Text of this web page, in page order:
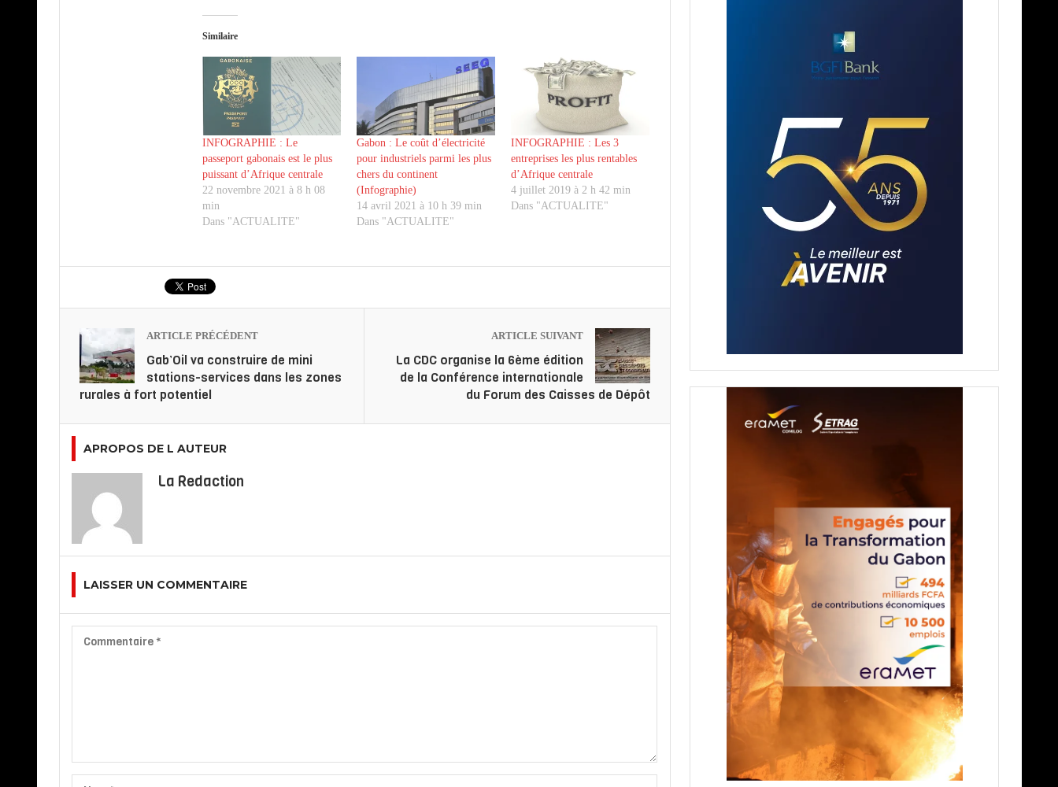
Similaire
INFOGRAPHIE : Le
passeport gabonais est le plus
puissant d’Afrique centrale
22 novembre 2021 à 8 h 08
min
Dans "ACTUALITE"
Gabon : Le coût d’électricité
pour industriels parmi les plus
chers du continent
(Infographie)
14 avril 2021 à 10 h 39 min
Dans "ACTUALITE"
INFOGRAPHIE : Les 3
entreprises les plus rentables
d’Afrique centrale
4 juillet 2019 à 2 h 42 min
Dans "ACTUALITE"
ARTICLE PRÉCÉDENT
Gab’Oil va construire de mini
stations-services dans les zones
rurales à fort potentiel
ARTICLE SUIVANT
La CDC organise la 6ème édition
de la Conférence internationale
du Forum des Caisses de Dépôt
APROPOS DE L AUTEUR
La Redaction
LAISSER UN COMMENTAIRE